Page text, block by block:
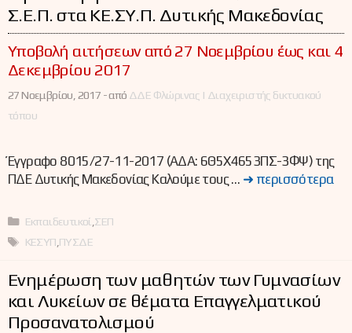
Σ.Ε.Π. στα ΚΕ.ΣΥ.Π. Δυτικής Μακεδονίας
Υποβολή αιτήσεων από 27 Νοεμβρίου έως και 4
Δεκεμβρίου 2017
27 Νοεμβρίου, 2017 -από ΔΔΕ Φλώρινας | Διαχειριστής δικτυακού
τόπου
Έγγραφο 8015/27-11-2017 (ΑΔΑ: 6Θ5Χ4653ΠΣ-3ΦΨ) της
ΠΔΕ Δυτικής Μακεδονίας Καλούμε τους … ➜ περισσότερα
Κατηγορίες
Εκπαιδευτικοί ΣΕΠ
Ετικέτες
ΚΕΣΥΠ ΠΥΣΔΕ
Ενημέρωση των μαθητών των Γυμνασίων
και Λυκείων σε θέματα Επαγγελματικού
Προσανατολισμού